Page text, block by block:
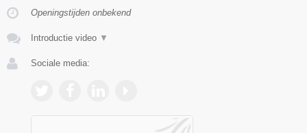
Openingstijden onbekend
Introductie video ▼
Sociale media: